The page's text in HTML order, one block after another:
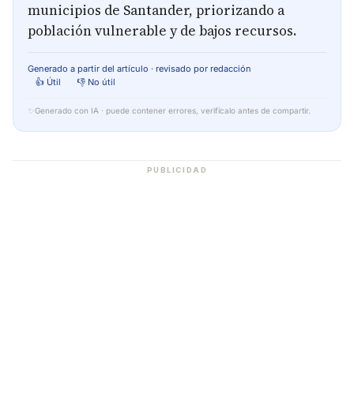
municipios de Santander, priorizando a
población vulnerable y de bajos recursos.
Generado a partir del artículo · revisado por redacción
👍 Útil
👎 No útil
✨ Generado con IA · puede contener errores, verifícalo antes de compartir.
PUBLICIDAD